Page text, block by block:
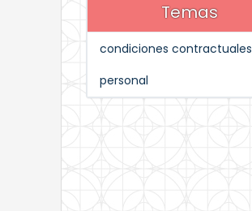
Temas
condiciones contractuales
personal